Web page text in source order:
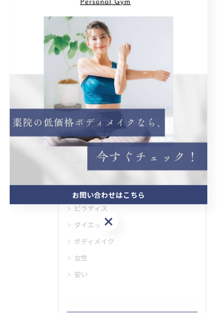
< 前のページ 一覧に戻る
関連タグ
#パーソナルトレーニング
カテゴリー Categories
全てのカテゴリー
ピラティス
ダイエット
ボディメイク
女性
安い
お問い合わせはこちら
お問い合わせはこちら